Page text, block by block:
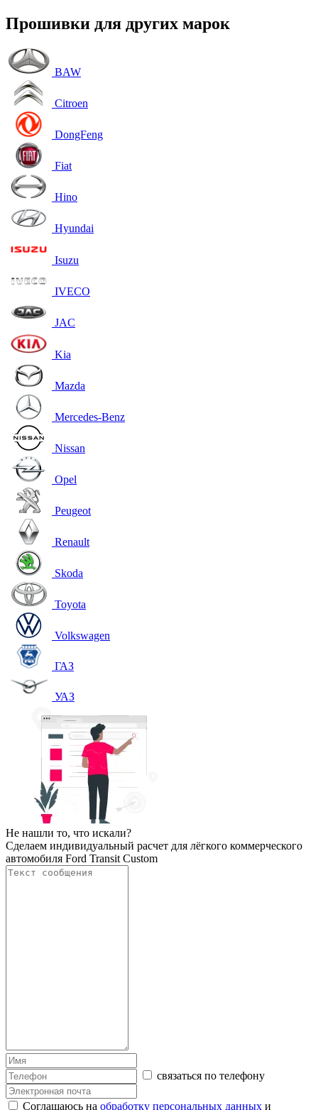
Прошивки для других марок
BAW
Citroen
DongFeng
Fiat
Hino
Hyundai
Isuzu
IVECO
JAC
Kia
Mazda
Mercedes-Benz
Nissan
Opel
Peugeot
Renault
Skoda
Toyota
Volkswagen
ГАЗ
УАЗ
Не нашли то, что искали?
Сделаем индивидуальный расчет для лёгкого коммерческого
автомобиля Ford Transit Custom
связаться по телефону
Соглашаюсь на обработку персональных данных и